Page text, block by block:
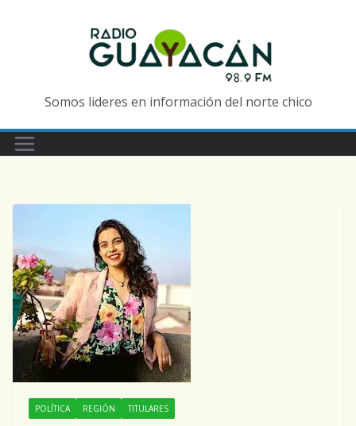
Somos lideres en información del norte chico
POLÍTICA REGIÓN TITULARES